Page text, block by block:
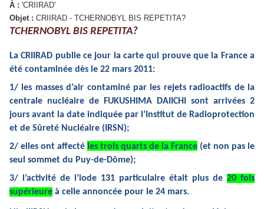
À : 'CRIIRAD'
Objet : CRIIRAD - TCHERNOBYL BIS REPETITA?
TCHERNOBYL BIS REPETITA?
La CRIIRAD publie ce jour la carte qui prouve que la France a
été contaminée dès le 22 mars 2011:
1/ les masses d’air contaminé par les rejets radioactifs de la
centrale nucléaire de FUKUSHIMA DAIICHI sont arrivées 2
jours avant la date indiquée par l’Institut de Radioprotection
et de Sûreté Nucléaire (IRSN);
2/ elles ont affecté les trois quarts de la France (et non pas le
seul sommet du Puy-de-Dôme);
3/ l’activité de l’iode 131 particulaire était plus de 20 fois
supérieure à celle annoncée pour le 24 mars.